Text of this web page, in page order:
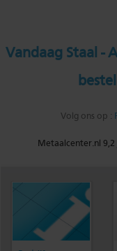
Vandaag Staal -
Volg ons op :
Metaalcenter.nl 9,2